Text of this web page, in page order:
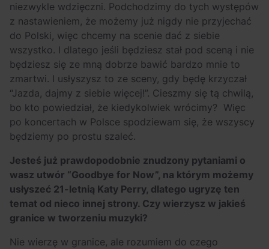
niezwykle wdzięczni. Podchodzimy do tych występów
z nastawieniem, że możemy już nigdy nie przyjechać
do Polski, więc chcemy na scenie dać z siebie
wszystko. I dlatego jeśli będziesz stał pod sceną i nie
będziesz się ze mną dobrze bawić bardzo mnie to
zmartwi. I usłyszysz to ze sceny, gdy będę krzyczał
“Jazda, dajmy z siebie więcej!”. Cieszmy się tą chwilą,
bo kto powiedział, że kiedykolwiek wrócimy? Więc
po koncertach w Polsce spodziewam się, że wszyscy
będziemy po prostu szaleć.
Jesteś już prawdopodobnie znudzony pytaniami o
wasz utwór “Goodbye for Now”, na którym możemy
usłyszeć 21-letnią Katy Perry, dlatego ugryzę ten
temat od nieco innej strony. Czy wierzysz w jakieś
granice w tworzeniu muzyki?
Nie wierzę w granice, ale rozumiem do czego